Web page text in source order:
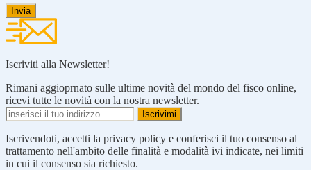
Iscriviti alla Newsletter!
Rimani aggioprnato sulle ultime novità del mondo del fisco online,
ricevi tutte le novità con la nostra newsletter.
Iscrivendoti, accetti la privacy policy e conferisci il tuo consenso al
trattamento nell'ambito delle finalità e modalità ivi indicate, nei limiti
in cui il consenso sia richiesto.